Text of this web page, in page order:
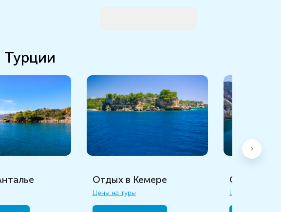
Турции
Отдых в Кемере
Цены на туры
Отдых в
Цены на туры